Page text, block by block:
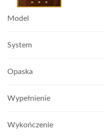
Model
System
Opaska
Wypełnienie
Wykończenie